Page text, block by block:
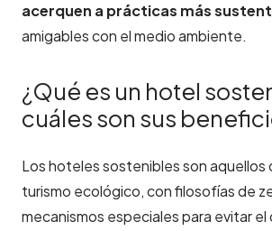
acerquen a prácticas más
amigables con el medio ambiente.
¿Qué es un hotel
cuáles son sus
Los hoteles sostenibles son aquellos
turismo ecológico, con filosofías de
mecanismos especiales para evitar